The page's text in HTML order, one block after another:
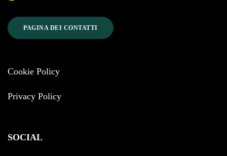
PAGINA DEI CONTATTI
Cookie Policy
Privacy Policy
SOCIAL